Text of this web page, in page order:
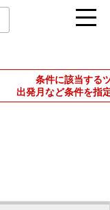
条件に該当する
出発月など条件を指